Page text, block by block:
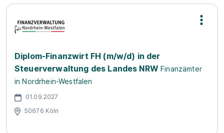
Diplom-Finanzwirt FH (m/w/d) in der
Steuerverwaltung des Landes NRW Finanzämter
in Nordrhein-Westfalen
01.09.2027
50676 Köln